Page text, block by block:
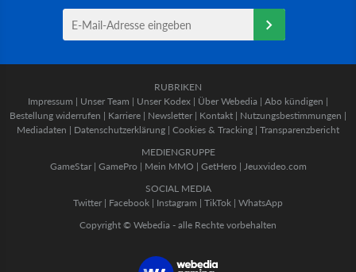
RUBRIKEN
Impressum | Unser Team | Unser Kodex | Über Webedia | Abo kündigen |
Bestellung widerrufen | Karriere | Newsletter | Kontakt | Nutzungsbestimmungen |
Mediadaten | Datenschutzerklärung | Cookies & Tracking | Transparenzbericht
MEDIENGRUPPE
GameStar| GamePro | Mein MMO | GetHero | Jeuxvideo.com
SOCIAL MEDIA
Twitter | Facebook | Instagram | TikTok | WhatsApp
Copyright © Webedia - alle Rechte vorbehalten